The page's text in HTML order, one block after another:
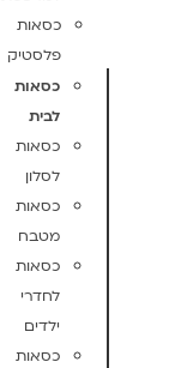
כסאות
פלסטיק
כסאות
לבית
כסאות
לסלון
כסאות
מטבח
כסאות
לחדרי
ילדים
כסאות